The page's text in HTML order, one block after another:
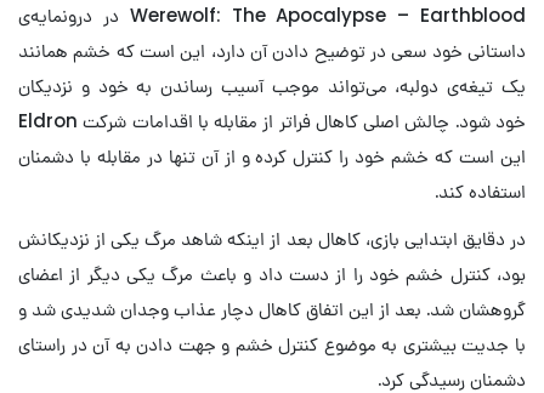
Werewolf: The Apocalypse – Earthblood در درونمایه‌ی
داستانی خود سعی در توضیح دادن آن دارد، این است که خشم همانند
یک تیغه‌ی دولبه، می‌تواند موجب آسیب رساندن به خود و نزدیکان
خود شود. چالش اصلی کاهال فراتر از مقابله با اقدامات شرکت Eldron
این است که خشم خود را کنترل کرده و از آن تنها در مقابله با دشمنان
استفاده کند.
در دقایق ابتدایی بازی، کاهال بعد از اینکه شاهد مرگ یکی از نزدیکانش
بود، کنترل خشم خود را از دست داد و باعث مرگ یکی دیگر از اعضای
گروهشان شد. بعد از این اتفاق کاهال دچار عذاب وجدان شدیدی شد و
با جدیت بیشتری به موضوع کنترل خشم و جهت دادن به آن در راستای
دشمنان رسیدگی کرد.